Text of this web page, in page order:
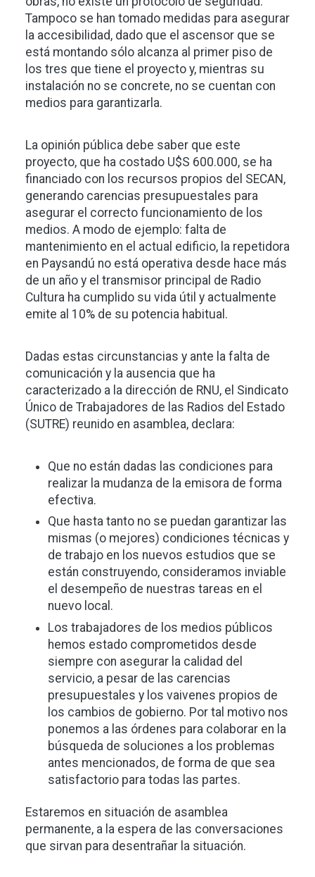
Tampoco se han tomado medidas para asegurar
la accesibilidad, dado que el ascensor que se
está montando sólo alcanza al primer piso de
los tres que tiene el proyecto y, mientras su
instalación no se concrete, no se cuentan con
medios para garantizarla.
La opinión pública debe saber que este
proyecto, que ha costado U$S 600.000, se ha
financiado con los recursos propios del SECAN,
generando carencias presupuestales para
asegurar el correcto funcionamiento de los
medios. A modo de ejemplo: falta de
mantenimiento en el actual edificio, la repetidora
en Paysandú no está operativa desde hace más
de un año y el transmisor principal de Radio
Cultura ha cumplido su vida útil y actualmente
emite al 10% de su potencia habitual.
Dadas estas circunstancias y ante la falta de
comunicación y la ausencia que ha
caracterizado a la dirección de RNU, el Sindicato
Único de Trabajadores de las Radios del Estado
(SUTRE) reunido en asamblea, declara:
Que no están dadas las condiciones para
realizar la mudanza de la emisora de forma
efectiva.
Que hasta tanto no se puedan garantizar las
mismas (o mejores) condiciones técnicas y
de trabajo en los nuevos estudios que se
están construyendo, consideramos inviable
el desempeño de nuestras tareas en el
nuevo local.
Los trabajadores de los medios públicos
hemos estado comprometidos desde
siempre con asegurar la calidad del
servicio, a pesar de las carencias
presupuestales y los vaivenes propios de
los cambios de gobierno. Por tal motivo nos
ponemos a las órdenes para colaborar en la
búsqueda de soluciones a los problemas
antes mencionados, de forma de que sea
satisfactorio para todas las partes.
Estaremos en situación de asamblea
permanente, a la espera de las conversaciones
que sirvan para desentrañar la situación.